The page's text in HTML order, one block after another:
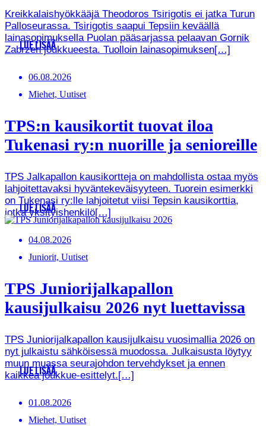
Kreikkalaishyökkääjä Theodoros Tsirigotis ei jatka Turun
Palloseurassa. Tsirigotis saapui Tepsiin keväällä
lainasopimuksella Puolan pääsarjassa pelaavan Gornik
Zabrzen joukkueesta. Tuolloin lainasopimuksen[…]
LUE LISÄÄ
06.08.2026
Miehet, Uutiset
TPS:n kausikortit tuovat iloa
Tukenasi ry:n nuorille ja senioreille
TPS Jalkapallon kausikortteja on mahdollista ostaa myös
lahjoitettavaksi hyväntekeväisyyteen. Tuorein esimerkki
on Tukenasi ry:lle lahjoitetut viisi Tepsin kausikorttia,
jotka yksityishenkilö[…]
LUE LISÄÄ
04.08.2026
Juniorit, Uutiset
TPS Juniorijalkapallon
kausijulkaisu 2026 nyt luettavissa
TPS Juniorijalkapallon kausijulkaisu vuosimallia 2026 on
nyt julkaistu sähköisessä muodossa. Julkaisusta löytyy
muun muassa seurajohdon tervehdykset ja ennen
kaikkea joukkue-esittelyt.[…]
LUE LISÄÄ
01.08.2026
Miehet, Uutiset